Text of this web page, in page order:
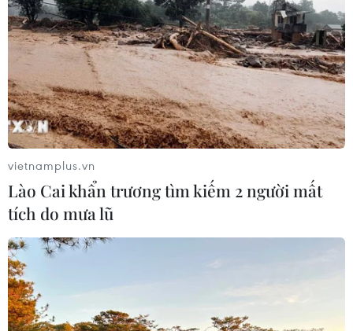
vietnamplus.vn
Lào Cai khẩn trương tìm kiếm 2 người mất
tích do mưa lũ